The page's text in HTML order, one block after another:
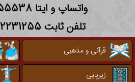
واتساپ و ایتا 09149655538
تلفن ثابت 52231255 - 041
قرآنی و مذهبی
زیرپایی